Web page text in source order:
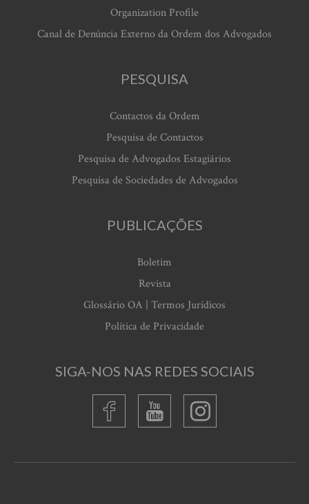
Organization Profile
Canal de Denúncia Externo da Ordem dos Advogados
PESQUISA
Contactos da Ordem
Pesquisa de Contactos
Pesquisa de Advogados Estagiários
Pesquisa de Sociedades de Advogados
PUBLICAÇÕES
Boletim
Revista
Glossário OA | Termos Jurídicos
Política de Privacidade
SIGA-NOS NAS REDES SOCIAIS